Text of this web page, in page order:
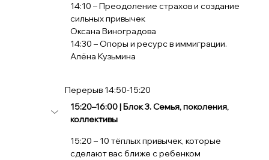
14:10 – Преодоление страхов и создание
сильных привычек
Оксана Виноградова
14:30 – Опоры и ресурс в иммиграции.
Алёна Кузьмина
Перерыв 14:50-15:20
15:20–16:00 | Блок 3. Семья, поколения,
коллективы
15:20 – 10 тёплых привычек, которые
сделают вас ближе с ребенком